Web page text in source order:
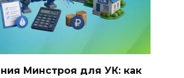
Минстроя для УК: как